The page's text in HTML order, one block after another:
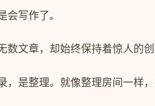
写作了。
文章，却始终保持着惊人的创
是整理。就像整理房间一样